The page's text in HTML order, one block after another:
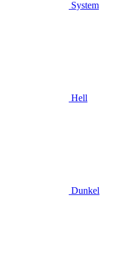
System
Hell
Dunkel